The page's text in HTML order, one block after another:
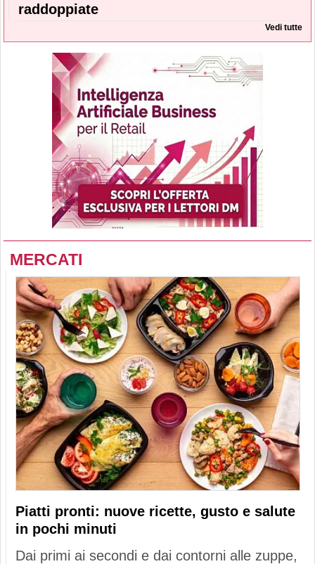
raddoppiate
Vedi tutte
MERCATI
Piatti pronti: nuove ricette, gusto e salute
in pochi minuti
Dai primi ai secondi e dai contorni alle zuppe,